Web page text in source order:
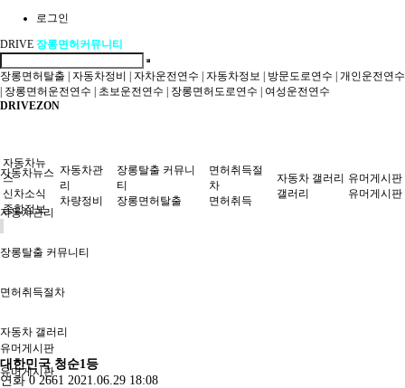
로그인
DRIVE 장롱면허커뮤니티
장롱면허탈출 자동차정비 자차운전연수 자동차정보 방문도로연수
개인운전연수
장롱면허운전연수 초보운전연수 장롱면허도로연수
여성운전연수
DRIVEZON
자동차뉴스
자동차관리
장롱탈출 커뮤니티
면허취득절차
자동차 갤러리
유머게시판
자동차뉴
스
신차소식
종합정보
자동차관
리
차량정비
장롱탈출 커뮤니
티
장롱면허탈출
면허취득절
차
면허취득
자동차 갤러리
갤러리
유머게시판
유머게시판
유머게시판
대한민국 청순1등
연화 0 2661 2021.06.29 18:08